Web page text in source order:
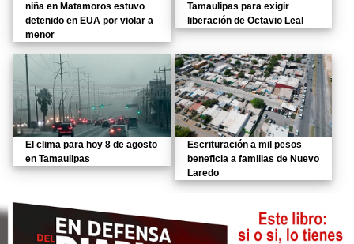
niña en Matamoros estuvo
detenido en EUA por violar a
menor
Tamaulipas para exigir
liberación de Octavio Leal
El clima para hoy 8 de agosto
en Tamaulipas
Escrituración a mil pesos
beneficia a familias de Nuevo
Laredo